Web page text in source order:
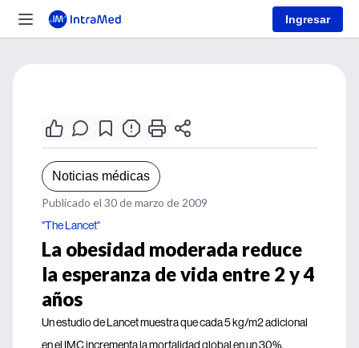
Ingresar
Noticias médicas
Publicado el 30 de marzo de 2009
"The Lancet"
La obesidad moderada reduce
la esperanza de vida entre 2 y 4
años
Un estudio de Lancet muestra que cada 5 kg/m2 adicional
en el IMC incrementa la mortalidad global en un 30%.